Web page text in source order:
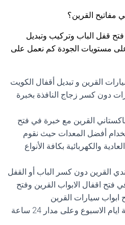
مفاتيح القرين؟
قفل الباب وتركيب وتبديل
مستويات الجودة كم نعمل على
القرين و تبديل أقفال الكويت
دون كسر زجاج النافذة بخبرة
القرين مع خبرة في فتح
أفضل المعدات حيث نقوم
والكهربائية بكافة الأنواع
القرين دون كسر الباب أو القفل
فتح اقفال الابواب القرين وفتح
ابواب سيارات القرين
نحن على تواجد تام طيلة ايام الاسبوع وعلى مدار 24 ساعة